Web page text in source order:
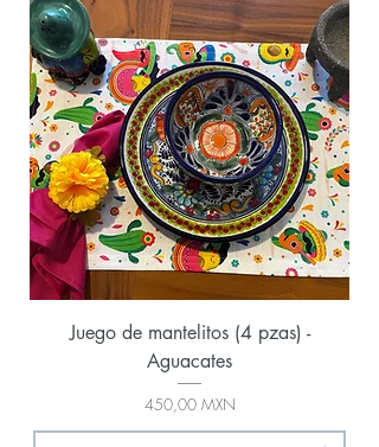
Juego de mantelitos (4 pzas) -
Aguacates
Precio
450,00 MXN